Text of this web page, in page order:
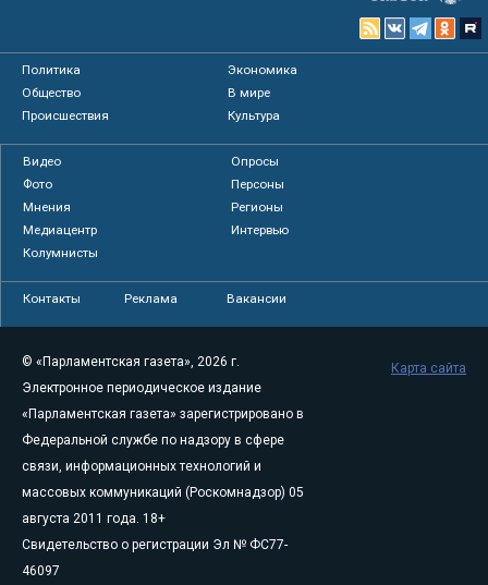
Политика
Экономика
Общество
В мире
Происшествия
Культура
Видео
Опросы
Фото
Персоны
Мнения
Регионы
Медиацентр
Интервью
Колумнисты
Контакты Реклама Вакансии
© «Парламентская газета», 2026 г.
Электронное периодическое издание
«Парламентская газета» зарегистрировано в
Федеральной службе по надзору в сфере
связи, информационных технологий и
массовых коммуникаций (Роскомнадзор) 05
августа 2011 года. 18+
Свидетельство о регистрации Эл № ФС77-
46097
Карта сайта